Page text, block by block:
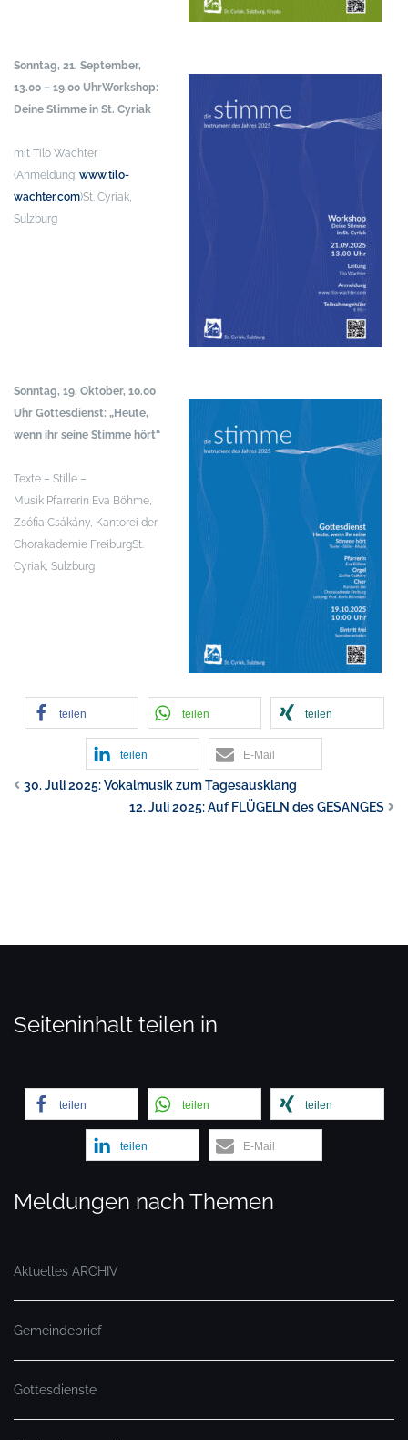
Sonntag, 21. September,
13.00 – 19.00 UhrWorkshop:
Deine Stimme in St. Cyriak
mit Tilo Wachter
(Anmeldung: www.tilo-
wachter.com)St. Cyriak,
Sulzburg
Sonntag, 19. Oktober, 10.00
Uhr Gottesdienst: „Heute,
wenn ihr seine Stimme hört“
Texte – Stille –
Musik Pfarrerin Eva Böhme,
Zsófia Csákány, Kantorei der
Chorakademie FreiburgSt.
Cyriak, Sulzburg
teilen teilen teilen
teilen E-Mail
30. Juli 2025: Vokalmusik zum Tagesausklang
12. Juli 2025: Auf FLÜGELN des GESANGES
Seiteninhalt teilen in
teilen teilen teilen
teilen E-Mail
Meldungen nach Themen
Aktuelles ARCHIV
Gemeindebrief
Gottesdienste